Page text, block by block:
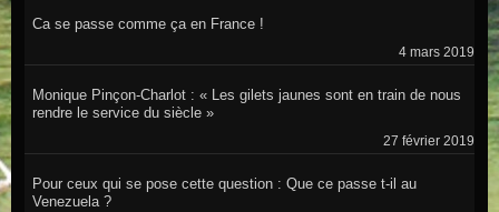
Ca se passe comme ça en France !
4 mars 2019
Monique Pinçon-Charlot : « Les gilets jaunes sont en train de nous
rendre le service du siècle »
27 février 2019
Pour ceux qui se pose cette question : Que ce passe t-il au
Venezuela ?